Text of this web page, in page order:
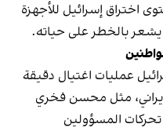
(تموز) 2021 أن مستوى اختراق إسرائيل للأجهزة
يشعر بالخطر على حياته.
عمليات اغتيال دقيقة
مثل محسن فخري
تحركات المسؤولين